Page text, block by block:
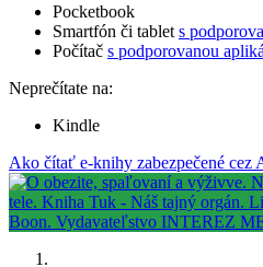
Pocketbook
Smartfón či tablet s
Počítač s podporovanou
Neprečítate na:
Kindle
Ako čítať e-knihy zabezpečené cez